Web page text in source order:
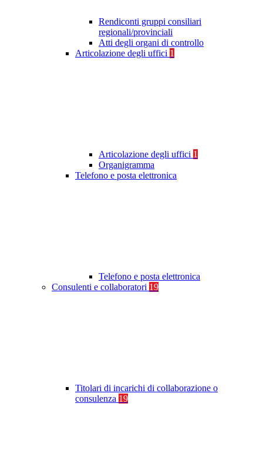
Rendiconti gruppi consiliari
regionali/provinciali
Atti degli organi di controllo
Articolazione degli uffici 1
Articolazione degli uffici 1
Organigramma
Telefono e posta elettronica
Telefono e posta elettronica
Consulenti e collaboratori 19
Titolari di incarichi di collaborazione o
consulenza 19